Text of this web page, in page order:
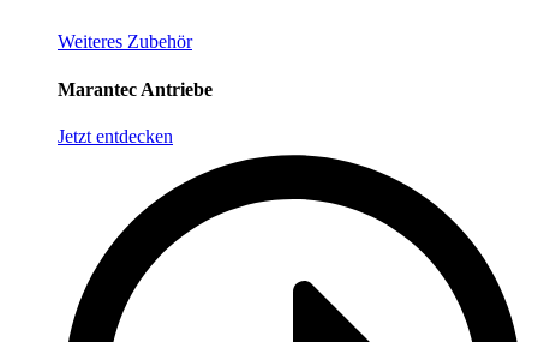
Weiteres Zubehör
Marantec Antriebe
Jetzt entdecken